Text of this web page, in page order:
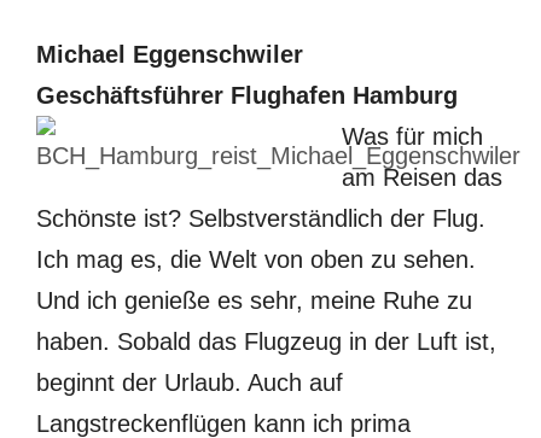
Michael Eggenschwiler
Geschäftsführer Flughafen Hamburg
Was für mich
am Reisen das
Schönste ist? Selbstverständlich der Flug.
Ich mag es, die Welt von oben zu sehen.
Und ich genieße es sehr, meine Ruhe zu
haben. Sobald das Flugzeug in der Luft ist,
beginnt der Urlaub. Auch auf
Langstreckenflügen kann ich prima